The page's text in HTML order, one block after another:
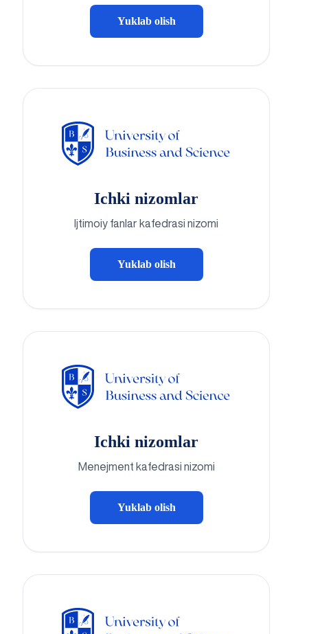
Yuklab olish
Ichki nizomlar
Ijtimoiy fanlar kafedrasi nizomi
Yuklab olish
Ichki nizomlar
Menejment kafedrasi nizomi
Yuklab olish